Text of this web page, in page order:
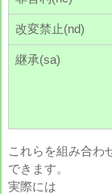
改変禁止(nd)
継承(sa)
これらを組み合わ
できます。
実際には